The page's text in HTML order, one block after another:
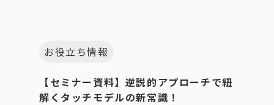
お役立ち情報
【セミナー資料】逆説的アプローチで紐
解くタッチモデルの新常識！